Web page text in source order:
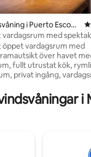
betyg, 128
i Puerto Escond
vardagsrum med
öppet vardagsrum med
över havet
fullt utrustat kök,
privat ingång,
Bacocho grannskap,
till flygplatsen, 8
bay. Ganska gata,
i